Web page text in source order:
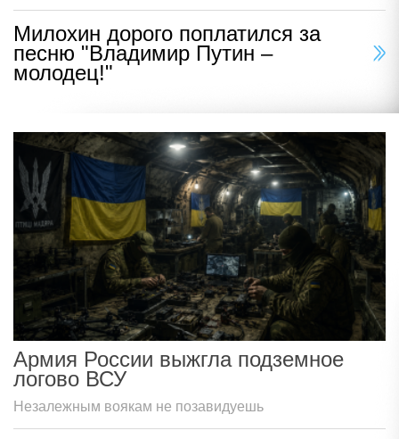
Милохин дорого поплатился за
песню "Владимир Путин –
молодец!"
Армия России выжгла подземное
логово ВСУ
Незалежным воякам не позавидуешь